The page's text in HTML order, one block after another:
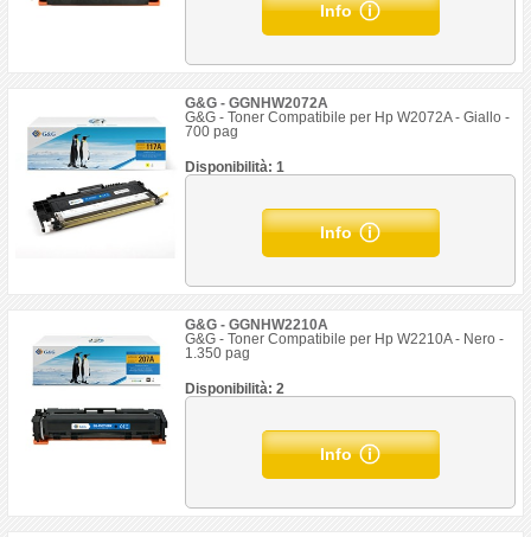
Info
G&G - GGNHW2072A
G&G - Toner Compatibile per Hp W2072A - Giallo -
700 pag
Disponibilità: 1
Info
G&G - GGNHW2210A
G&G - Toner Compatibile per Hp W2210A - Nero -
1.350 pag
Disponibilità: 2
Info